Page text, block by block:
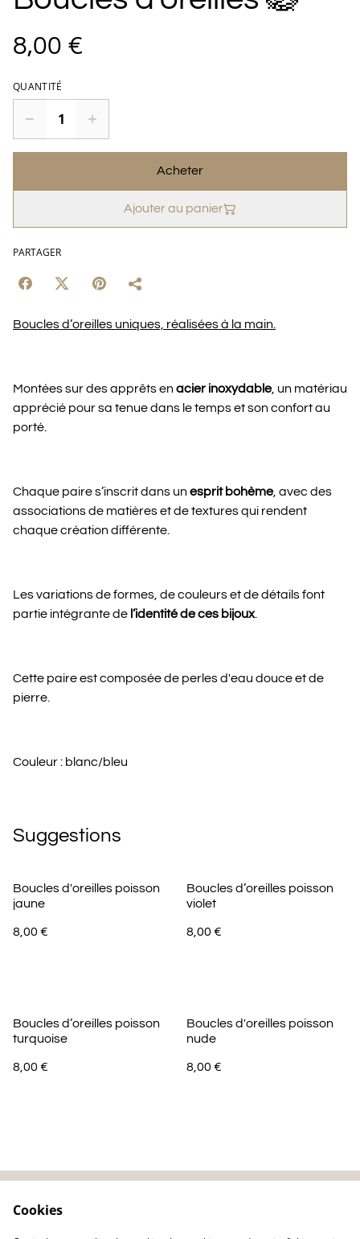
8,00 €
QUANTITÉ
Acheter
Ajouter au panier
PARTAGER
Boucles d’oreilles uniques, réalisées à la main.
Montées sur des apprêts enacier inoxydable, un matériau
apprécié pour sa tenue dans le temps et son confort au
porté.
Chaque paire s’inscrit dans unesprit bohème, avec des
associations de matières et de textures qui rendent
chaque création différente.
Les variations de formes, de couleurs et de détails font
partie intégrante de l’identité de ces bijoux.
Cette paire est composée de perles d'eau douce et de
pierre.
Couleur : blanc/bleu
Suggestions
Boucles d'oreilles poisson
jaune
8,00 €
Boucles d’oreilles poisson
violet
8,00 €
Boucles d’oreilles poisson
turquoise
8,00 €
Boucles d'oreilles poisson
nude
8,00 €
Cookies